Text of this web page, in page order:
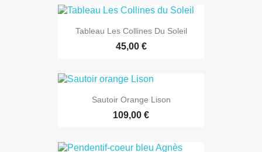
Tableau Les Collines Du Soleil
45,00 €
Sautoir Orange Lison
109,00 €